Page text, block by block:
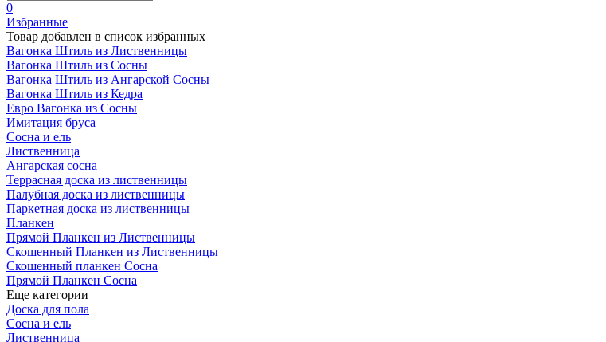
0
Избранные
Товар добавлен в список избранных
Вагонка Штиль из Лиственницы
Вагонка Штиль из Сосны
Вагонка Штиль из Ангарской Сосны
Вагонка Штиль из Кедра
Евро Вагонка из Сосны
Имитация бруса
Сосна и ель
Лиственница
Ангарская сосна
Террасная доска из лиственницы
Палубная доска из лиственницы
Паркетная доска из лиственницы
Планкен
Прямой Планкен из Лиственницы
Скошенный Планкен из Лиственницы
Скошенный планкен Сосна
Прямой Планкен Сосна
Еще категории
Доска для пола
Сосна и ель
Лиственница